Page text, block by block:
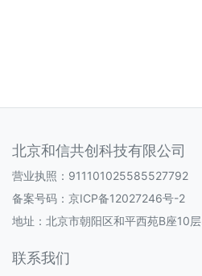
北京和信共创科技有限公司
营业执照：911101025585527792
备案号码： 京ICP备12027246号-2
地址：北京市朝阳区和平西苑B座10层
联系我们